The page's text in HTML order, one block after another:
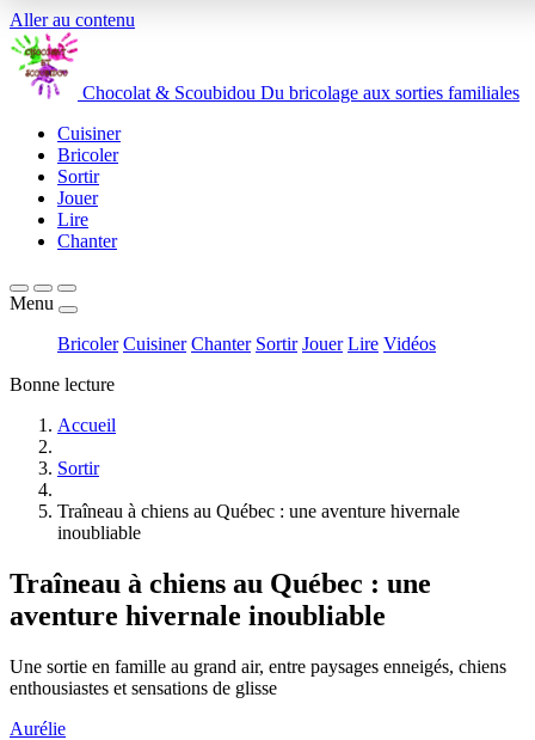
Aller au contenu
Chocolat & Scoubidou Du bricolage aux sorties familiales
Cuisiner
Bricoler
Sortir
Jouer
Lire
Chanter
Menu
Bricoler Cuisiner Chanter Sortir Jouer Lire Vidéos
Bonne lecture
Accueil
Sortir
Traîneau à chiens au Québec : une aventure hivernale
inoubliable
Traîneau à chiens au Québec : une
aventure hivernale inoubliable
Une sortie en famille au grand air, entre paysages enneigés, chiens
enthousiastes et sensations de glisse
Aurélie